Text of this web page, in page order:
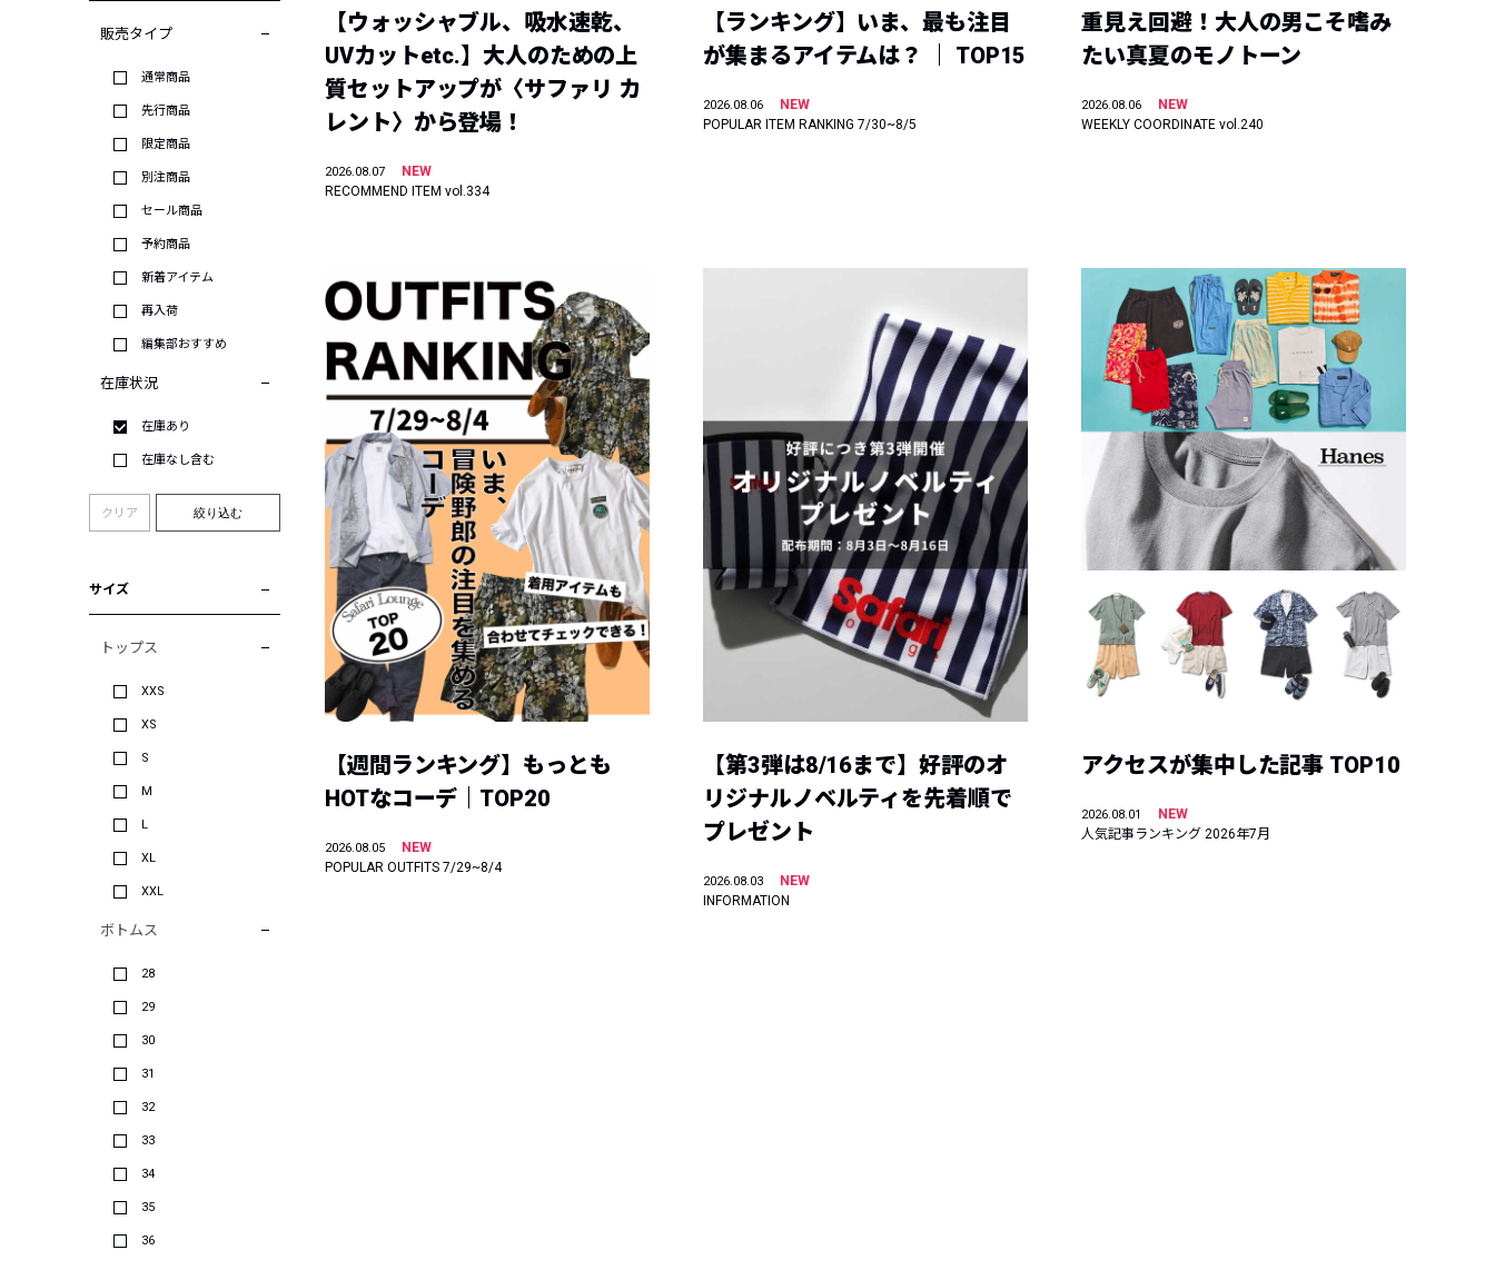
販売タイプ
通常商品
先行商品
限定商品
別注商品
セール商品
予約商品
新着アイテム
再入荷
編集部おすすめ
在庫状況
在庫あり
在庫なし含む
クリア 絞り込む
サイズ
トップス
XXS
XS
S
M
L
XL
XXL
ボトムス
28
29
30
31
32
33
34
35
36
【ウォッシャブル、吸水速乾、
UVカットetc.】大人のための上
質セットアップが〈サファリ カ
レント〉から登場！
2026.08.07
NEW
RECOMMEND ITEM vol.334
【ランキング】いま、最も注目
が集まるアイテムは？ ｜ TOP15
2026.08.06
NEW
POPULAR ITEM RANKING 7/30~8/5
重見え回避！大人の男こそ嗜み
たい真夏のモノトーン
2026.08.06
NEW
WEEKLY COORDINATE vol.240
【週間ランキング】もっとも
HOTなコーデ｜TOP20
2026.08.05
NEW
POPULAR OUTFITS 7/29~8/4
【第3弾は8/16まで】好評のオ
リジナルノベルティを先着順で
プレゼント
2026.08.03
NEW
INFORMATION
アクセスが集中した記事 TOP10
2026.08.01
NEW
人気記事ランキング 2026年7月